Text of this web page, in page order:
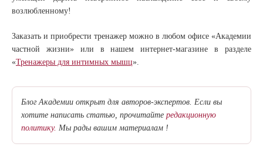
возлюбленному!
Заказать и приобрести тренажер можно в любом офисе «Академии
частной жизни» или в нашем интернет-магазине в разделе
«Тренажеры для интимных мышц».
Блог Академии открыт для авторов-экспертов. Если вы
хотите написать статью, прочитайте редакционную
политику. Мы рады вашим материалам !